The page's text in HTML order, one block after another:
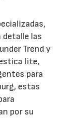
las
Trend y
lite,
para
estas
por su